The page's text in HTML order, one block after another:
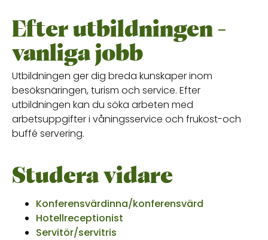
Efter utbildningen -
vanliga jobb
Utbildningen ger dig breda kunskaper inom
besöksnäringen, turism och service. Efter
utbildningen kan du söka arbeten med
arbetsuppgifter i våningsservice och frukost-och
buffé servering.
Studera vidare
Konferensvärdinna/konferensvärd
Hotellreceptionist
Servitör/servitris